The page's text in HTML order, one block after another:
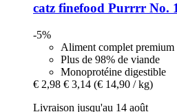
catz finefood Purrrr No.
-5%
Aliment complet premium
Plus de 98% de viande
Monoprotéine digestible
€ 2,98 € 3,14 (€ 14,90 / kg)
Livraison jusqu'au 14 août